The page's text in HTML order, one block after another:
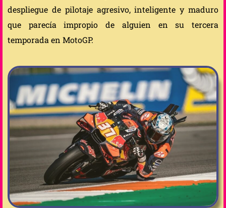
despliegue de pilotaje agresivo, inteligente y maduro
que parecía impropio de alguien en su tercera
temporada en MotoGP.